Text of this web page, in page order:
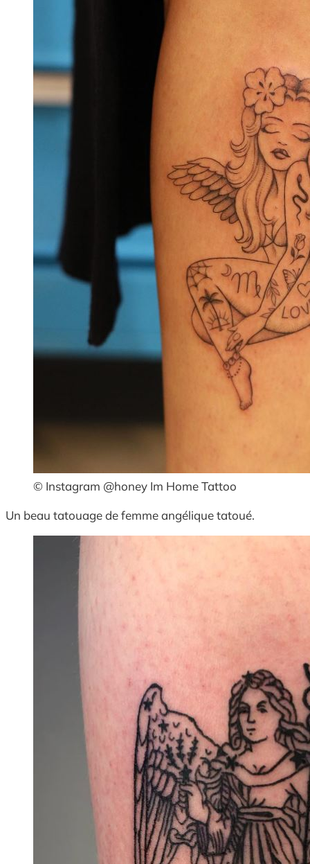
© Instagram @honey Im Home Tattoo
Un beau tatouage de femme angélique tatoué.